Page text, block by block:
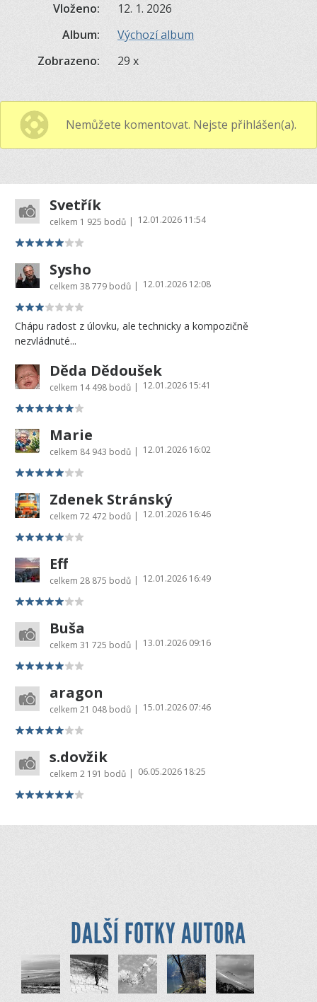
Vloženo:
12. 1. 2026
Album:
Výchozí album
Zobrazeno:
29 x
Nemůžete komentovat. Nejste přihlášen(a).
Svetřík
celkem 1 925 bodů | 12.01.2026 11:54
Sysho
celkem 38 779 bodů | 12.01.2026 12:08
Chápu radost z úlovku, ale technicky a kompozičně
nezvládnuté...
Děda Dědoušek
celkem 14 498 bodů | 12.01.2026 15:41
Marie
celkem 84 943 bodů | 12.01.2026 16:02
Zdenek Stránský
celkem 72 472 bodů | 12.01.2026 16:46
Eff
celkem 28 875 bodů | 12.01.2026 16:49
Buša
celkem 31 725 bodů | 13.01.2026 09:16
aragon
celkem 21 048 bodů | 15.01.2026 07:46
s.dovžik
celkem 2 191 bodů | 06.05.2026 18:25
DALŠÍ FOTKY AUTORA